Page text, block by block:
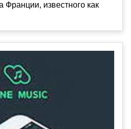
Франции, известного как